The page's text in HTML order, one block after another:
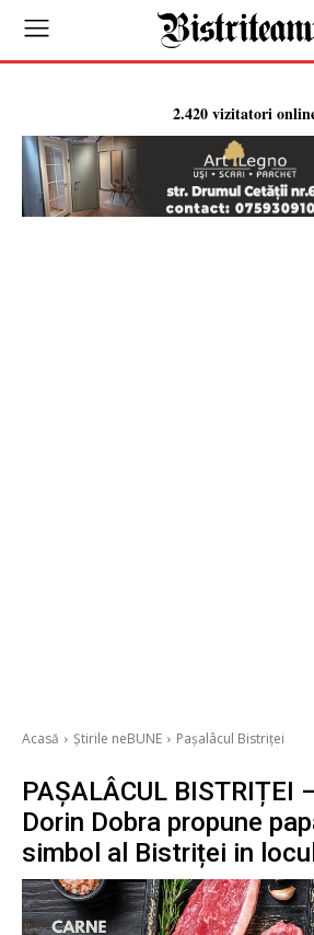
2.420 vizitatori
Acasă Știrile neBUNE Pașalâcul Bistriței
PAȘALÂCUL BISTRIȚEI
Dorin Dobra propune
simbol al Bistriței in